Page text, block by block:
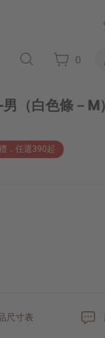
0
（白色條－M）
．任選390起
尺寸表